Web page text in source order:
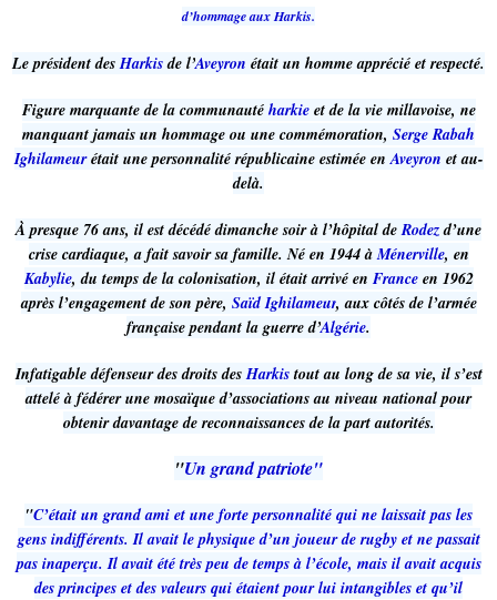
d’hommage aux Harkis.
Le président desHarkisde l’Aveyron était un homme apprécié et respecté.
Figure marquante de la communauté harkieet de la vie millavoise, ne
manquant jamais un hommage ou une commémoration, Serge Rabah
Ighilameurétait une personnalité républicaine estimée en Aveyron et au-
delà.
À presque 76 ans, il est décédé dimanche soir à l’hôpital deRodezd’une
crise cardiaque, a fait savoir sa famille. Né en 1944 àMénerville, en
Kabylie, du temps de la colonisation, il était arrivé en Franceen 1962
après l’engagement de son père, Saïd Ighilameur, aux côtés de l’armée
française pendant la guerre d’Algérie.
Infatigable défenseur des droits desHarkistout au long de sa vie, il s’est
attelé à fédérer une mosaïque d’associations au niveau national pour
obtenir davantage de reconnaissances de la part autorités.
"Un grand patriote"
"C’était un grand ami et une forte personnalité qui ne laissait pas les
gens indifférents. Il avait le physique d’un joueur de rugby et ne passait
pas inaperçu. Il avait été très peu de temps à l’école, mais il avait acquis
des principes et des valeurs qui étaient pour lui intangibles et qu’il